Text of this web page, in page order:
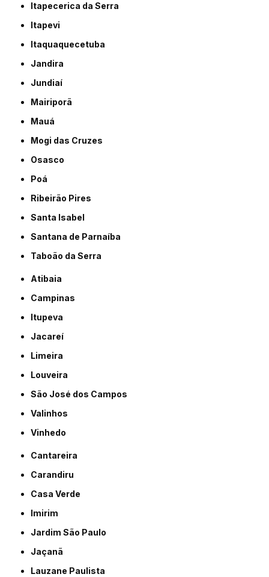
Itapecerica da Serra
Itapevi
Itaquaquecetuba
Jandira
Jundiaí
Mairiporã
Mauá
Mogi das Cruzes
Osasco
Poá
Ribeirão Pires
Santa Isabel
Santana de Parnaíba
Taboão da Serra
Atibaia
Campinas
Itupeva
Jacareí
Limeira
Louveira
São José dos Campos
Valinhos
Vinhedo
Cantareira
Carandiru
Casa Verde
Imirim
Jardim São Paulo
Jaçanã
Lauzane Paulista